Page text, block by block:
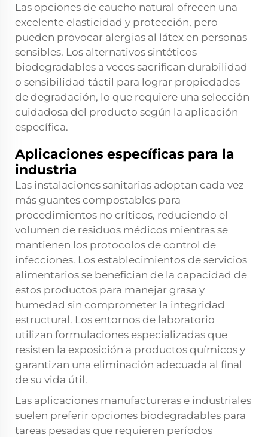
Las opciones de caucho natural ofrecen una
excelente elasticidad y protección, pero
pueden provocar alergias al látex en personas
sensibles. Los alternativos sintéticos
biodegradables a veces sacrifican durabilidad
o sensibilidad táctil para lograr propiedades
de degradación, lo que requiere una selección
cuidadosa del producto según la aplicación
específica.
Aplicaciones específicas para la
industria
Las instalaciones sanitarias adoptan cada vez
más guantes compostables para
procedimientos no críticos, reduciendo el
volumen de residuos médicos mientras se
mantienen los protocolos de control de
infecciones. Los establecimientos de servicios
alimentarios se benefician de la capacidad de
estos productos para manejar grasa y
humedad sin comprometer la integridad
estructural. Los entornos de laboratorio
utilizan formulaciones especializadas que
resisten la exposición a productos químicos y
garantizan una eliminación adecuada al final
de su vida útil.
Las aplicaciones manufactureras e industriales
suelen preferir opciones biodegradables para
tareas pesadas que requieren períodos